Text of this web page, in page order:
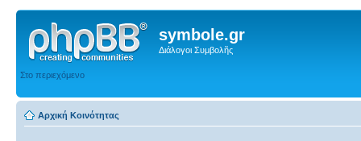
symbole.gr
Διάλογοι Συμβολῆς
Στο περιεχόμενο
Αρχική Κοινότητας